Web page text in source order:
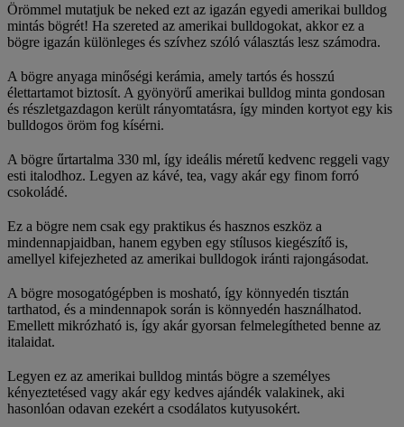
Örömmel mutatjuk be neked ezt az igazán egyedi amerikai bulldog
mintás bögrét! Ha szereted az amerikai bulldogokat, akkor ez a
bögre igazán különleges és szívhez szóló választás lesz számodra.
A bögre anyaga minőségi kerámia, amely tartós és hosszú
élettartamot biztosít. A gyönyörű amerikai bulldog minta gondosan
és részletgazdagon került rányomtatásra, így minden kortyot egy kis
bulldogos öröm fog kísérni.
A bögre űrtartalma 330 ml, így ideális méretű kedvenc reggeli vagy
esti italodhoz. Legyen az kávé, tea, vagy akár egy finom forró
csokoládé.
Ez a bögre nem csak egy praktikus és hasznos eszköz a
mindennapjaidban, hanem egyben egy stílusos kiegészítő is,
amellyel kifejezheted az amerikai bulldogok iránti rajongásodat.
A bögre mosogatógépben is mosható, így könnyedén tisztán
tarthatod, és a mindennapok során is könnyedén használhatod.
Emellett mikrózható is, így akár gyorsan felmelegítheted benne az
italaidat.
Legyen ez az amerikai bulldog mintás bögre a személyes
kényeztetésed vagy akár egy kedves ajándék valakinek, aki
hasonlóan odavan ezekért a csodálatos kutyusokért.